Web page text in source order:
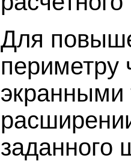
Для
периметру
экранными
заданного